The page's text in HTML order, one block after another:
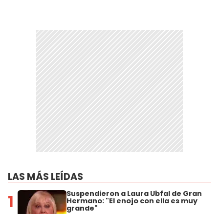
LAS MÁS LEÍDAS
1 Suspendieron a Laura Ubfal de Gran
Hermano: "El enojo con ella es muy
grande"